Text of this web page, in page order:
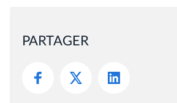
PARTAGER